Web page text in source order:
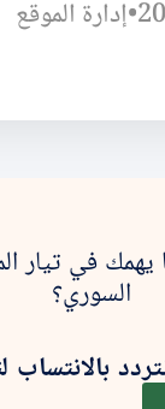
•إدارة الموقع
في تيار
السوري؟
بالانتساب